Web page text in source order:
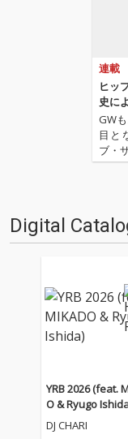
連載
ヒッ
史に
イン
回
GW
目と
ブ・
すよ!
今月
慣れ
Digital
YRB 2026 (feat.
O & Ryugo
DJ CHARI